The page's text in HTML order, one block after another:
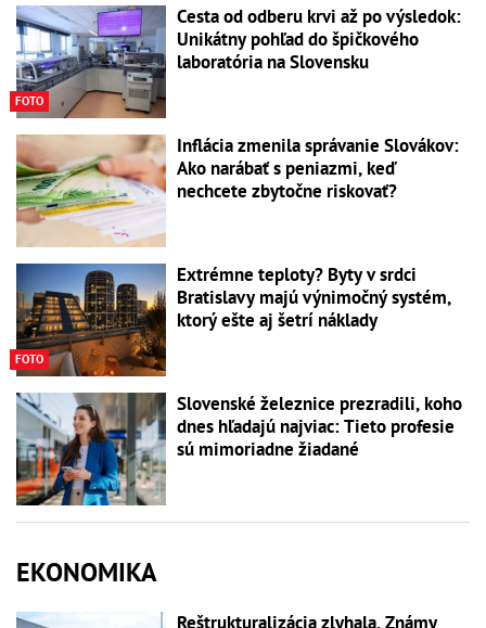
FOTO
Cesta od odberu krvi až po výsledok:
Unikátny pohľad do špičkového
laboratória na Slovensku
Inflácia zmenila správanie Slovákov:
Ako narábať s peniazmi, keď
nechcete zbytočne riskovať?
FOTO
Extrémne teploty? Byty v srdci
Bratislavy majú výnimočný systém,
ktorý ešte aj šetrí náklady
Slovenské železnice prezradili, koho
dnes hľadajú najviac: Tieto profesie
sú mimoriadne žiadané
EKONOMIKA
Reštrukturalizácia zlyhala. Známy